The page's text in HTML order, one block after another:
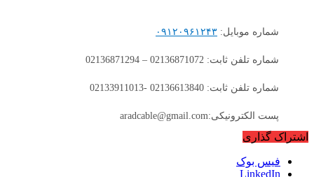
شماره موبایل: ۰۹۱۲۰۹۶۱۲۴۳
شماره تلفن ثابت: 02136871072 – 02136871294
شماره تلفن ثابت: 02136613840 -02133911013
پست الکترونیکی:aradcable@gmail.com
اشتراک گذاری
فیس بوک
LinkedIn